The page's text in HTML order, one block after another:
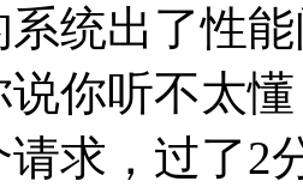
系统出了性
说你听不太
请求，过了2